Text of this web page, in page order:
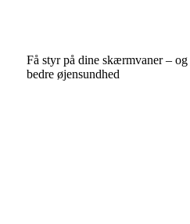
Få styr på dine skærmvaner –
bedre øjensundhed